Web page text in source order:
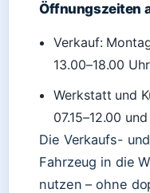
Öffnungszeiten
Verkauf:
13.00–18.00
Werkstatt und
07.15–12.00
Die Verkaufs-
Fahrzeug in die
nutzen – ohne